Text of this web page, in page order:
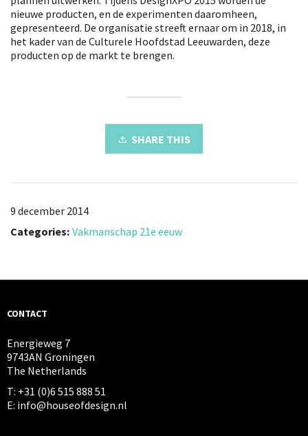
nieuwe producten, en de experimenten daaromheen,
gepresenteerd. De organisatie streeft ernaar om in 2018, in
het kader van de Culturele Hoofdstad Leeuwarden, deze
producten op de markt te brengen.
SHARE THIS
9 december 2014
Categories: Vakmanschap 21e eeuw
CONTACT
Energieweg 7
9743AN Groningen
The Netherlands
T: +31 (0)6 515 888 51
E: info@houseofdesign.nl